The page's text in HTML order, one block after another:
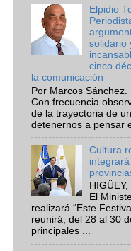
Elpidio
solidario
cinco
la comunicación
Por Marcos
Con frecuencia
de la trayectoria de
detenernos a pensar
Cultura
El
realizará “Este
reunirá, del 28 al 30
principales ...